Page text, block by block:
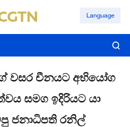
Language
වසර චීනයට අභියෝග
සමග ඉදිරියට යා
ජනාධිපති රනිල්